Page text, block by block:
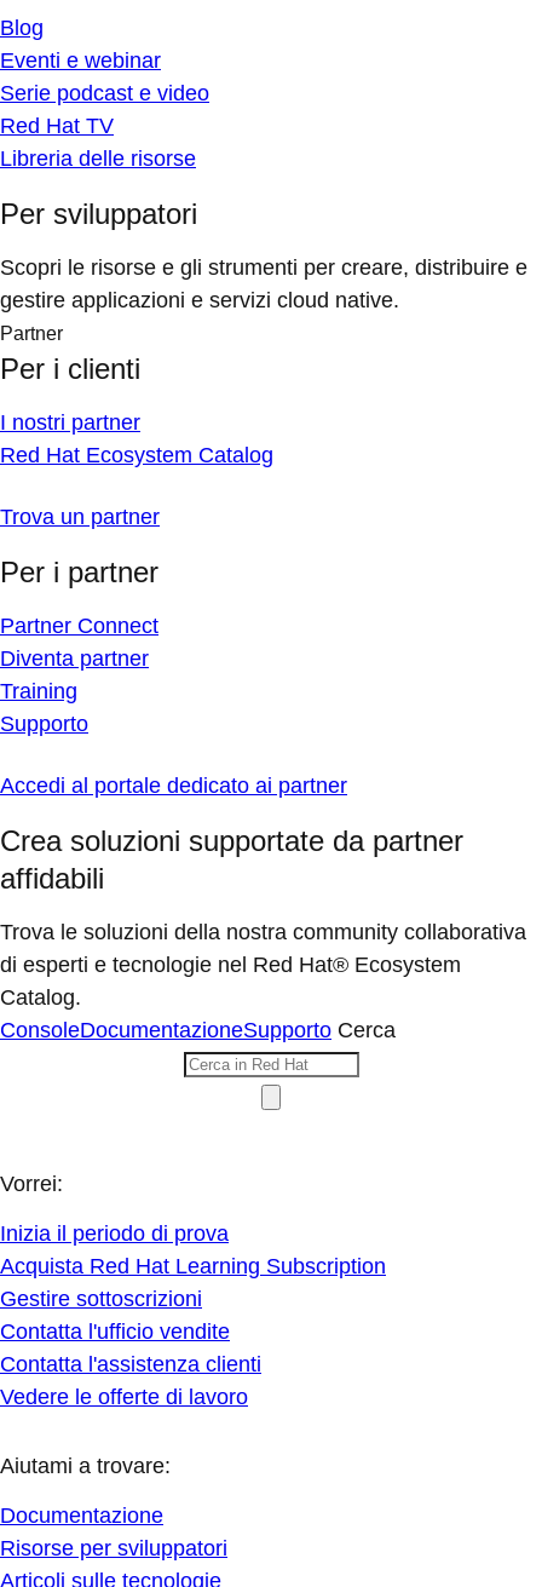
Blog
Eventi e webinar
Serie podcast e video
Red Hat TV
Libreria delle risorse
Per sviluppatori
Scopri le risorse e gli strumenti per creare, distribuire e
gestire applicazioni e servizi cloud native.
Partner
Per i clienti
I nostri partner
Red Hat Ecosystem Catalog
Trova un partner
Per i partner
Partner Connect
Diventa partner
Training
Supporto
Accedi al portale dedicato ai partner
Crea soluzioni supportate da partner
affidabili
Trova le soluzioni della nostra community collaborativa
di esperti e tecnologie nel Red Hat® Ecosystem
Catalog.
ConsoleDocumentazioneSupporto Cerca
Vorrei:
Inizia il periodo di prova
Acquista Red Hat Learning Subscription
Gestire sottoscrizioni
Contatta l'ufficio vendite
Contatta l'assistenza clienti
Vedere le offerte di lavoro
Aiutami a trovare:
Documentazione
Risorse per sviluppatori
Articoli sulle tecnologie